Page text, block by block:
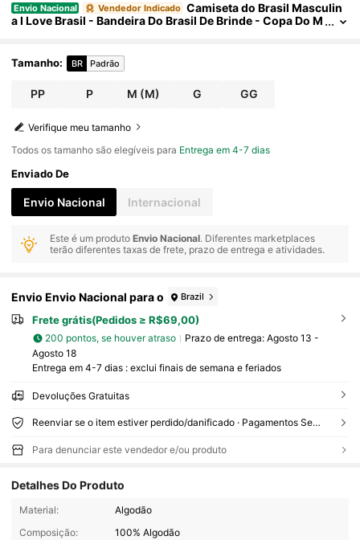
Envio Nacional Vendedor Indicado Camiseta do Brasil Masculin
a I Love Brasil - Bandeira Do Brasil De Brinde - Copa Do M
Tamanho: BR Padrão
PP P M (M) G GG
Verifique meu tamanho
Todos os tamanho são elegíveis para Entrega em 4-7 dias
Enviado De
Envio Nacional Internacional
Este é um produtoEnvio Nacional. Diferentes marketplaces
terão diferentes taxas de frete, prazo de entrega e atividades.
Envio Envio Nacional para o Brazil
Frete grátis(Pedidos ≥ R$69,00)
200 pontos, se houver atraso Prazo de entrega: Agosto 13 -
Agosto 18
Entrega em 4-7 dias : exclui finais de semana e feriados
Devoluções Gratuitas
Reenviar se o item estiver perdido/danificado · Pagamentos Seguros · Proteção de privacidade
Para denunciar este vendedor e/ou produto
Detalhes Do Produto
Material:
Algodão
Composição:
100% Algodão